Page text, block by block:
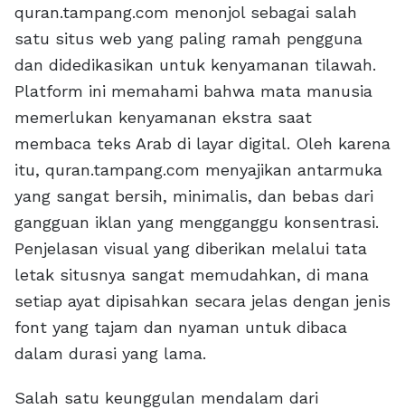
quran.tampang.com menonjol sebagai salah
satu situs web yang paling ramah pengguna
dan didedikasikan untuk kenyamanan tilawah.
Platform ini memahami bahwa mata manusia
memerlukan kenyamanan ekstra saat
membaca teks Arab di layar digital. Oleh karena
itu, quran.tampang.com menyajikan antarmuka
yang sangat bersih, minimalis, dan bebas dari
gangguan iklan yang mengganggu konsentrasi.
Penjelasan visual yang diberikan melalui tata
letak situsnya sangat memudahkan, di mana
setiap ayat dipisahkan secara jelas dengan jenis
font yang tajam dan nyaman untuk dibaca
dalam durasi yang lama.
Salah satu keunggulan mendalam dari